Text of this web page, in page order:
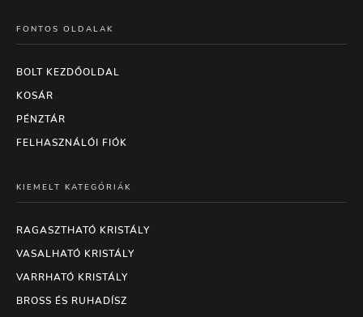
FONTOS OLDALAK
BOLT KEZDŐOLDAL
KOSÁR
PÉNZTÁR
FELHASZNÁLÓI FIÓK
KIEMELT KATEGÓRIÁK
RAGASZTHATÓ KRISTÁLY
VASALHATÓ KRISTÁLY
VARRHATÓ KRISTÁLY
BROSS ÉS RUHADÍSZ